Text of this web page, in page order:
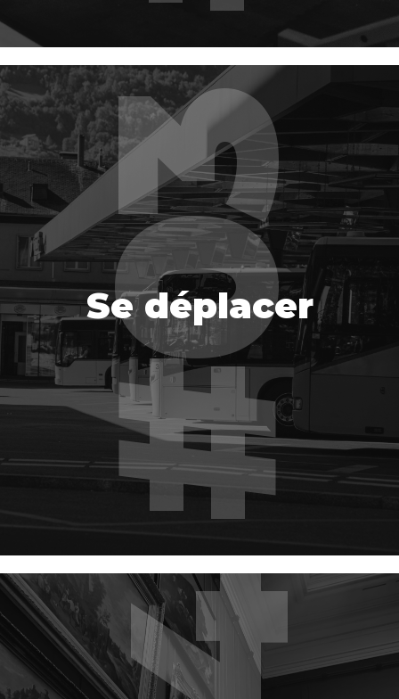
Se déplacer
Se déplacer
EN SAVOIR PLUS